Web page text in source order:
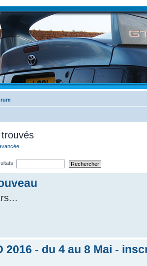
2016 - du 4 au 8 Mai -